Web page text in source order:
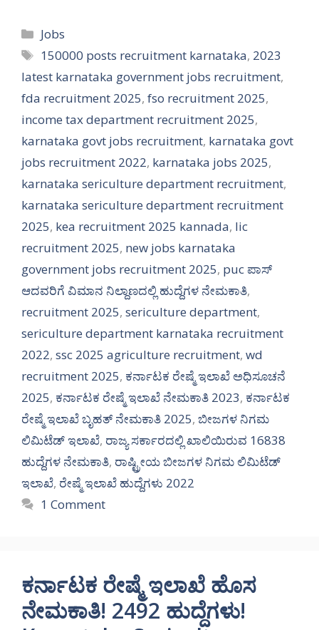
Categories
Jobs
Tags
150000 posts recruitment karnataka, 2023
latest karnataka government jobs recruitment,
fda recruitment 2025, fso recruitment 2025,
income tax department recruitment 2025,
karnataka govt jobs recruitment, karnataka govt
jobs recruitment 2022, karnataka jobs 2025,
karnataka sericulture department recruitment,
karnataka sericulture department recruitment
2025, kea recruitment 2025 kannada, lic
recruitment 2025, new jobs karnataka
government jobs recruitment 2025, puc ಪಾಸ್
ಆದವರಿಗೆ ವಿಮಾನ ನಿಲ್ದಾಣದಲ್ಲಿ ಹುದ್ದೆಗಳ ನೇಮಕಾತಿ,
recruitment 2025, sericulture department,
sericulture department karnataka recruitment
2022, ssc 2025 agriculture recruitment, wd
recruitment 2025, ಕರ್ನಾಟಕ ರೇಷ್ಮೆ ಇಲಾಖೆ ಅಧಿಸೂಚನೆ
2025, ಕರ್ನಾಟಕ ರೇಷ್ಮೆ ಇಲಾಖೆ ನೇಮಕಾತಿ 2023, ಕರ್ನಾಟಕ
ರೇಷ್ಮೆ ಇಲಾಖೆ ಬೃಹತ್ ನೇಮಕಾತಿ 2025, ಬೀಜಗಳ ನಿಗಮ
ಲಿಮಿಟೆಡ್ ಇಲಾಖೆ, ರಾಜ್ಯ ಸರ್ಕಾರದಲ್ಲಿ ಖಾಲಿಯಿರುವ 16838
ಹುದ್ದೆಗಳ ನೇಮಕಾತಿ, ರಾಷ್ಟ್ರೀಯ ಬೀಜಗಳ ನಿಗಮ ಲಿಮಿಟೆಡ್
ಇಲಾಖೆ, ರೇಷ್ಮೆ ಇಲಾಖೆ ಹುದ್ದೆಗಳು 2022
1 Comment
ಕರ್ನಾಟಕ ರೇಷ್ಮೆ ಇಲಾಖೆ ಹೊಸ
ನೇಮಕಾತಿ! 2492 ಹುದ್ದೆಗಳು!